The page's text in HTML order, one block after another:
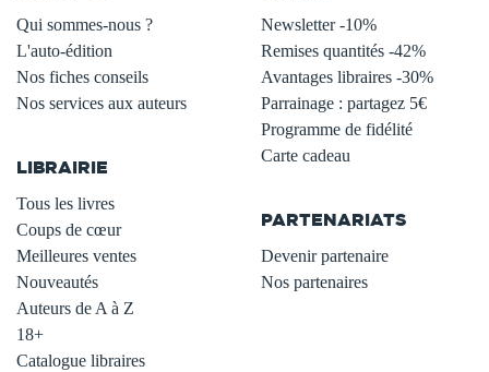
Qui sommes-nous ?
L'auto-édition
Nos fiches conseils
Nos services aux auteurs
LIBRAIRIE
Tous les livres
Coups de cœur
Meilleures ventes
Nouveautés
Auteurs de A à Z
18+
Catalogue libraires
Newsletter -10%
Remises quantités -42%
Avantages libraires -30%
Parrainage : partagez 5€
Programme de fidélité
Carte cadeau
PARTENARIATS
Devenir partenaire
Nos partenaires